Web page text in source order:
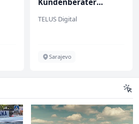
renommiertes
TELUS Digital
Sarajevo